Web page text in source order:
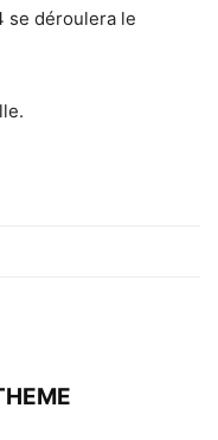
se déroulera le